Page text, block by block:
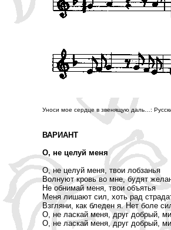
Уноси мое сердце в звенящую даль…:
ВАРИАНТ
О, не целуй меня
О, не целуй меня, твои лобзанья
Волнуют кровь во мне, будят
Не обнимай меня, твои объятья
Меня лишают сил, хоть рад
Взгляни, как бледен я. Нет боле
О, не ласкай меня, друг добрый,
О, не ласкай меня, друг добрый,